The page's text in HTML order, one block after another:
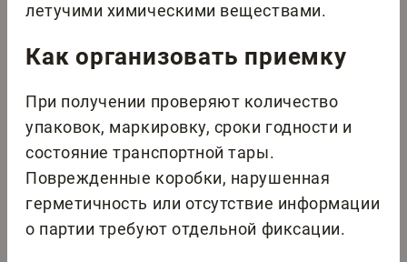
летучими химическими веществами.
Как организовать приемку
При получении проверяют количество
упаковок, маркировку, сроки годности и
состояние транспортной тары.
Поврежденные коробки, нарушенная
герметичность или отсутствие информации
о партии требуют отдельной фиксации.